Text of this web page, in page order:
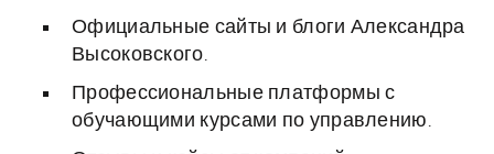
Официальные сайты и блоги Александра
Высоковского.
Профессиональные платформы с
обучающими курсами по управлению.